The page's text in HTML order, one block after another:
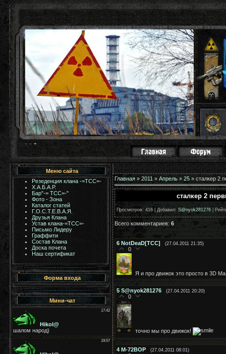
Меню сайта
Резеденция клана -=ТСС=-
Х.А.Б.А.Р.
Бар"-= TCC=-"
Фото - Зона
Каталог статей
Г.О.С.Т.Е.В.А.Я.
Друзья Клана
Устав клана-=ТСС=-
Письмо Лидеру
Граффити
Состав Клана
Доска почета
Наш сертификат
Форма входа
Мини-чат
Главная » 2011 » Апрель » 25 » сталкер 2
сталкер 2
Просмотров: 416 | Добавил: S@nyok281276
Всего комментариев: 6
6 NotDeaD[TCC] (27.04.2011 21:35)
0
Я и про движок это просто в 3D
5 S@nyok281276 (27.04.2011 20:20)
0
точно мы про движок!
4 М-72ВОР (27.04.2011 08:01)